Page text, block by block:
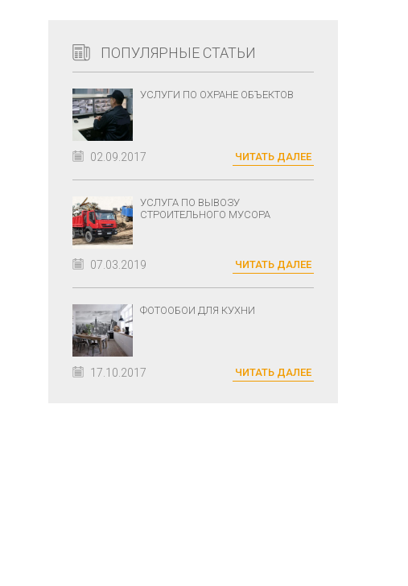
ПОПУЛЯРНЫЕ СТАТЬИ
УСЛУГИ ПО ОХРАНЕ ОБЪЕКТОВ
02.09.2017 ЧИТАТЬ ДАЛЕЕ
УСЛУГА ПО ВЫВОЗУ
СТРОИТЕЛЬНОГО МУСОРА
07.03.2019 ЧИТАТЬ ДАЛЕЕ
ФОТООБОИ ДЛЯ КУХНИ
17.10.2017 ЧИТАТЬ ДАЛЕЕ